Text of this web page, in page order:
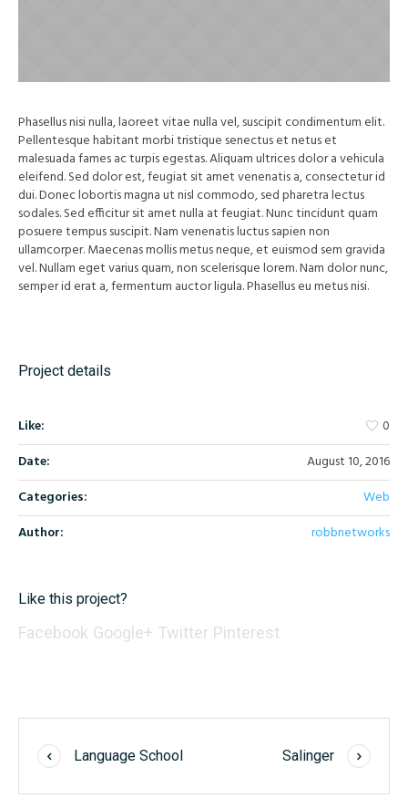
Phasellus nisi nulla, laoreet vitae nulla vel, suscipit condimentum elit.
Pellentesque habitant morbi tristique senectus et netus et
malesuada fames ac turpis egestas. Aliquam ultrices dolor a vehicula
eleifend. Sed dolor est, feugiat sit amet venenatis a, consectetur id
dui. Donec lobortis magna ut nisl commodo, sed pharetra lectus
sodales. Sed efficitur sit amet nulla at feugiat. Nunc tincidunt quam
posuere tempus suscipit. Nam venenatis luctus sapien non
ullamcorper. Maecenas mollis metus neque, et euismod sem gravida
vel. Nullam eget varius quam, non scelerisque lorem. Nam dolor nunc,
semper id erat a, fermentum auctor ligula. Phasellus eu metus nisi.
Project details
Like: 0
Date:
August 10, 2016
Categories:
Web
Author:
robbnetworks
Like this project?
Facebook Google+ Twitter Pinterest
Language School Salinger